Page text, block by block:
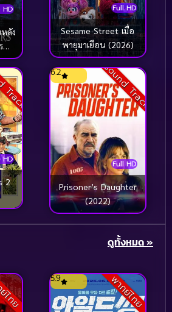
(68)
Monster (78)
Collection(22)
Music
ดนตรี
Musical (9)
เพลง (127)
เพลง(14)
เทพนิยาย(1)
HD
ลัง
Full HD
Sesame Street เมื่อ
พายุมาเยือน (2026)
HD
2
Sound Track
Full HD
6.2
Prisoner’s Daughter
(2022)
ดูทั้งหมด »
ทย พากย์ไทย
5.9